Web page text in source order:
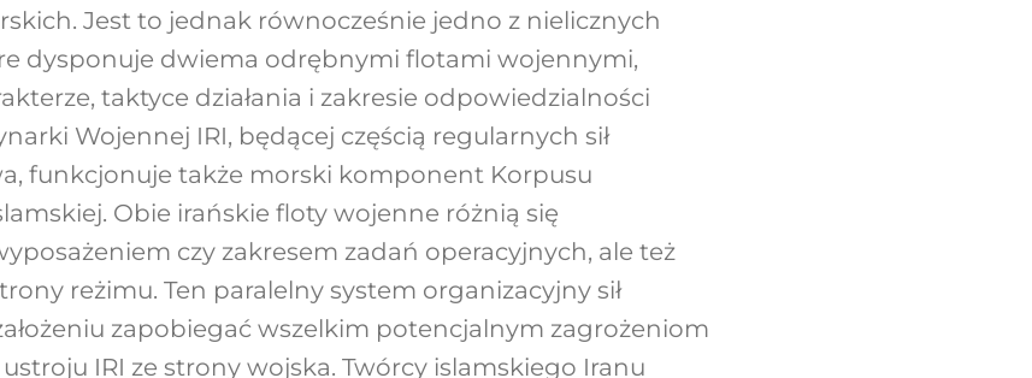
Jest to jednak równocześnie jedno z nielicznych
dysponuje dwiema odrębnymi flotami wojennymi,
taktyce działania i zakresie odpowiedzialności
Wojennej IRI, będącej częścią regularnych sił
funkcjonuje także morski komponent Korpusu
Obie irańskie floty wojenne różnią się
czy zakresem zadań operacyjnych, ale też
reżimu. Ten paralelny system organizacyjny sił
zapobiegać wszelkim potencjalnym zagrożeniom
IRI ze strony wojska. Twórcy islamskiego Iranu